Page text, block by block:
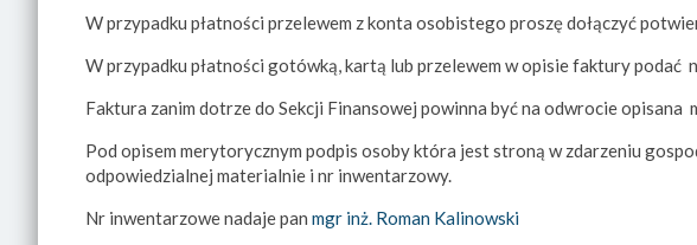
W przypadku płatności przelewem z konta osobistego proszę dołączyć
W przypadku płatności gotówką, kartą lub przelewem w opisie faktury
Faktura zanim dotrze do Sekcji Finansowej powinna być na odwrocie
Pod opisem merytorycznym podpis osoby która jest stroną w zdarzeniu
odpowiedzialnej materialnie i nr inwentarzowy.
Nr inwentarzowe nadaje pan mgr inż. Roman Kalinowski